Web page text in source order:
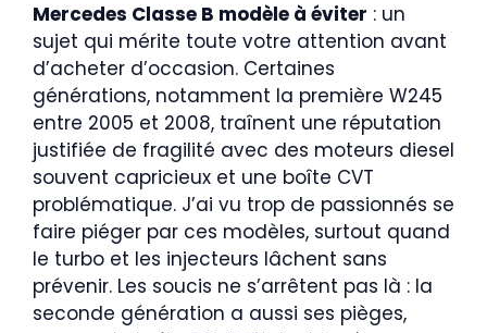
Mercedes Classe B modèle à éviter : un
sujet qui mérite toute votre attention avant
d’acheter d’occasion. Certaines
générations, notamment la première W245
entre 2005 et 2008, traînent une réputation
justifiée de fragilité avec des moteurs diesel
souvent capricieux et une boîte CVT
problématique. J’ai vu trop de passionnés se
faire piéger par ces modèles, surtout quand
le turbo et les injecteurs lâchent sans
prévenir. Les soucis ne s’arrêtent pas là : la
seconde génération a aussi ses pièges,